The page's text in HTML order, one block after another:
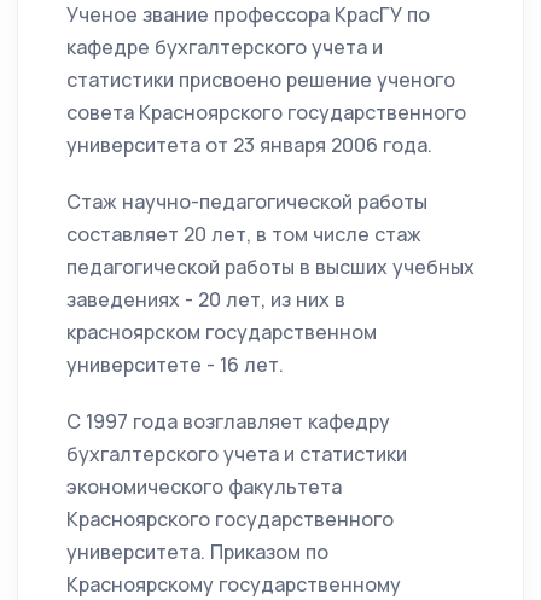
Ученое звание профессора КрасГУ по
кафедре бухгалтерского учета и
статистики присвоено решение ученого
совета Красноярского государственного
университета от 23 января 2006 года.
Стаж научно-педагогической работы
составляет 20 лет, в том числе стаж
педагогической работы в высших учебных
заведениях - 20 лет, из них в
красноярском государственном
университете - 16 лет.
С 1997 года возглавляет кафедру
бухгалтерского учета и статистики
экономического факультета
Красноярского государственного
университета. Приказом по
Красноярскому государственному